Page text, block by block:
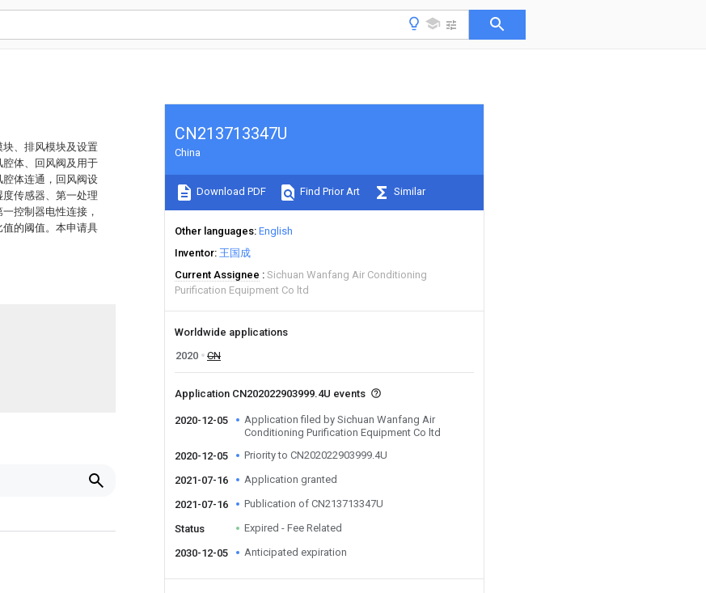
、排风模块及设置
体、回风阀及用于
体连通，回风阀设
传感器、第一处理
控制器电性连接，
的阈值。本申请具
CN213713347U
China
Download PDF Find Prior Art Similar
Other languages English
Inventor 王国成
Current Assignee
Sichuan Wanfang Air Conditioning
Purification Equipment Co ltd
Worldwide applications
2020
CN
Application CN202022903999.4U events
2020-12-05
Application filed by Sichuan Wanfang Air
Conditioning Purification Equipment Co ltd
2020-12-05
Priority to CN202022903999.4U
2021-07-16 Application granted
2021-07-16 Publication of CN213713347U
Status Expired - Fee Related
2030-12-05 Anticipated expiration